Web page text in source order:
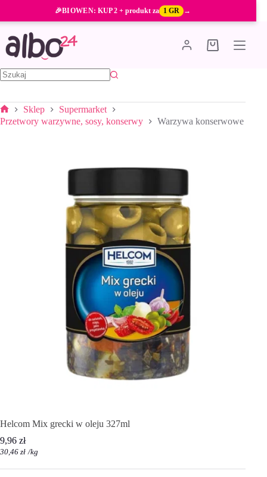
treści
🎉BIOWEN: KUP 2 + produkt za 1 GR →
Koszyk
Strona
Sklep
Supermarket
Przetwory warzywne, sosy, konserwy
Warzywa konserwowe
Helcom Mix grecki w oleju 327ml
9,96 zł
30,46 zł /kg